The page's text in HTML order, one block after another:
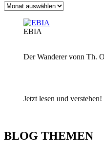
Archiv
EBIA
Der Wanderer vonn Th.
Jetzt lesen und verstehen!
BLOG THEMEN